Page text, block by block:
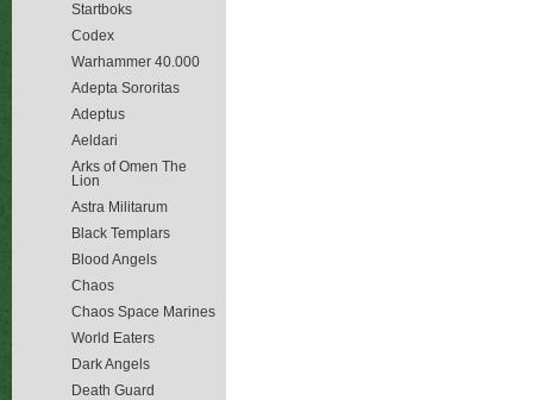
Startboks
Codex
Warhammer 40.000
Adepta Sororitas
Adeptus
Aeldari
Arks of Omen The
Lion
Astra Militarum
Black Templars
Blood Angels
Chaos
Chaos Space Marines
World Eaters
Dark Angels
Death Guard